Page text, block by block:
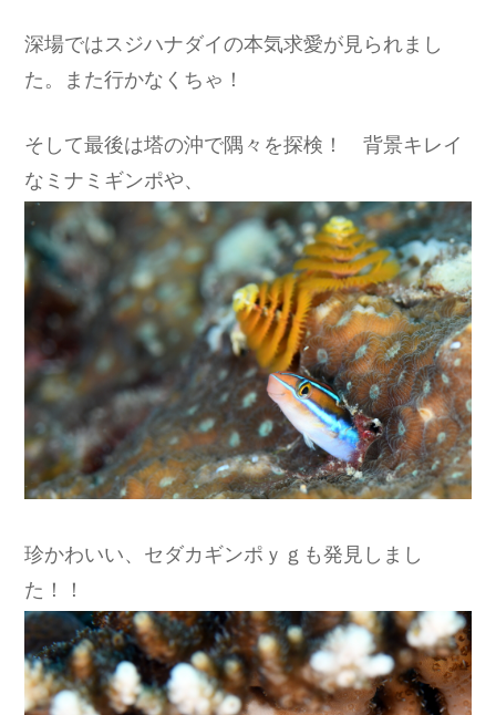
深場ではスジハナダイの本気求愛が見られまし
た。また行かなくちゃ！
そして最後は塔の沖で隅々を探検！ 背景キレイ
なミナミギンポや、
珍かわいい、セダカギンポｙｇも発見しまし
た！！